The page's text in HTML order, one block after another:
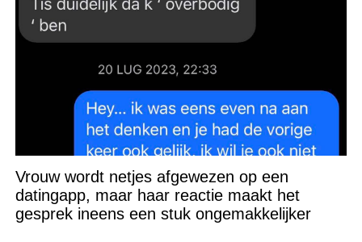
Vrouw wordt netjes afgewezen op een
datingapp, maar haar reactie maakt het
gesprek ineens een stuk ongemakkelijker